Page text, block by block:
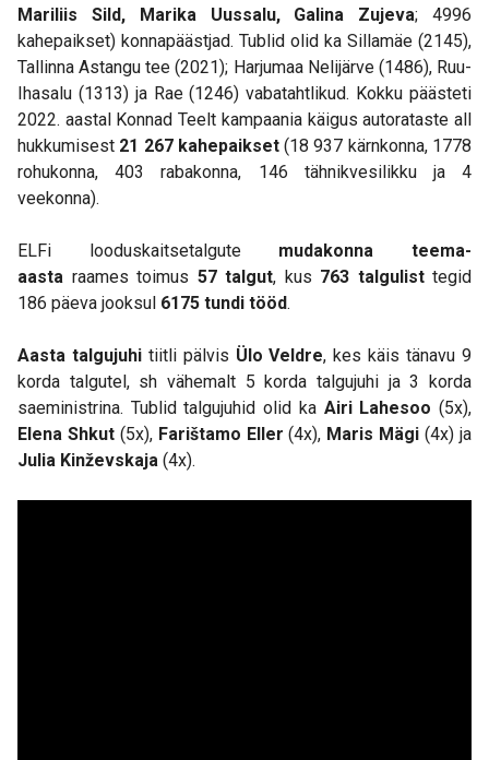
Mariliis Sild, Marika Uussalu, Galina Zujeva; 4996
kahepaikset) konnapäästjad. Tublid olid ka Sillamäe (2145),
Tallinna Astangu tee (2021); Harjumaa Nelijärve (1486), Ruu-
Ihasalu (1313) ja Rae (1246) vabatahtlikud. Kokku päästeti
2022. aastal Konnad Teelt kampaania käigus autorataste all
hukkumisest 21 267 kahepaikset(18 937 kärnkonna, 1778
rohukonna, 403 rabakonna, 146 tähnikvesilikku ja 4
veekonna).
ELFi looduskaitsetalgute mudakonna teema-
aasta raames toimus 57 talgut, kus 763 talgulisttegid
186 päeva jooksul 6175 tundi tööd.
Aasta talgujuhitiitli pälvis Ülo Veldre, kes käis tänavu 9
korda talgutel, sh vähemalt 5 korda talgujuhi ja 3 korda
saeministrina. Tublid talgujuhid olid kaAiri Lahesoo(5x),
Elena Shkut (5x), Farištamo Eller (4x), Maris Mägi (4x) ja
Julia Kinževskaja (4x).